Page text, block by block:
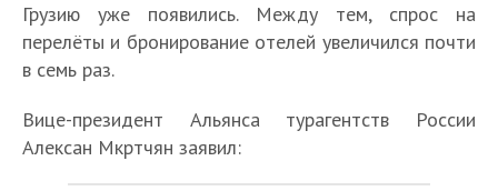
Грузию уже появились. Между тем, спрос на
перелёты и бронирование отелей увеличился почти
в семь раз.
Вице-президент Альянса турагентств России
Алексан Мкртчян заявил: